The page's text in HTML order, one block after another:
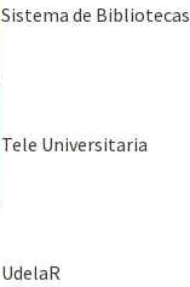
Sistema de Bibliotecas
Tele Universitaria
UdelaR